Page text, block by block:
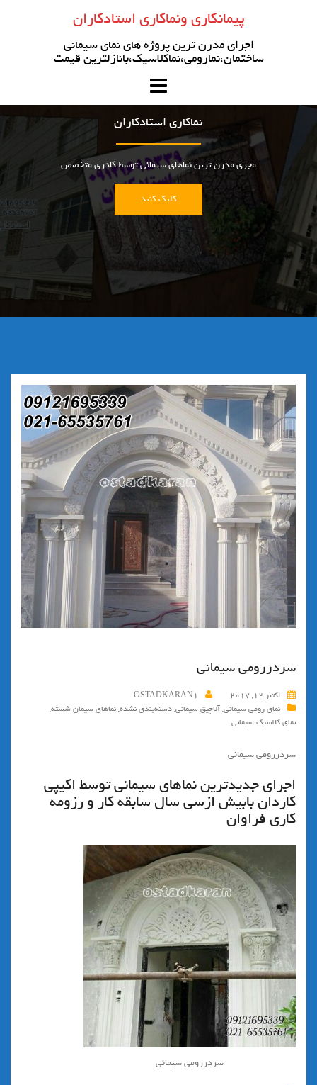
پیمانکاری ونماکاری استادکاران
اجرای مدرن ترین پروژه های نمای سیمانی
ساختمان،نمارومی،نماکلاسیک،بانازلترین قیمت
نماکاری استادکاران
مجری مدرن ترین نماهای سیمانی توسط کادری متخصص
کلیک کنید
سردررومي سيماني
اکتبر 12, 2017
OSTADKARAN1
نمای رومی سیمانی,آلاچیق سیمانی,دسته‌بندی نشده,نماهای سیمان شسته,
نمای کلاسیک سیمانی
سردررومي سيماني
اجرای جدیدترین نماهای سیمانی توسط اکیپی
کاردان بابیش ازسی سال سابقه کار و رزومه
کاری فراوان
سردررومی سیمانی